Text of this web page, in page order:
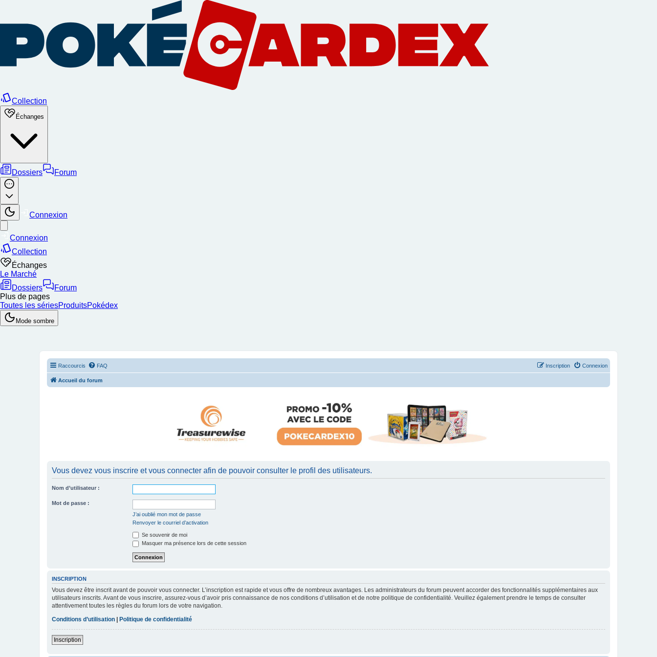
Raccourcis FAQ Connexion
Inscription
Accueil du forum
Vous devez vous inscrire et vous connecter afin de pouvoir consulter le profil des utilisateurs.
Nom d’utilisateur :
Mot de passe :
J’ai oublié mon mot de passe
Renvoyer le courriel d’activation
Se souvenir de moi
Masquer ma présence lors de cette session
INSCRIPTION
Vous devez être inscrit avant de pouvoir vous connecter. L’inscription est rapide et vous offre de nombreux avantages. Les administrateurs du forum peuvent accorder des fonctionnalités supplémentaires aux
utilisateurs inscrits. Avant de vous inscrire, assurez-vous d’avoir pris connaissance de nos conditions d’utilisation et de notre politique de confidentialité. Veuillez également prendre le temps de consulter
attentivement toutes les règles du forum lors de votre navigation.
Conditions d’utilisation
Politique de confidentialité
Inscription